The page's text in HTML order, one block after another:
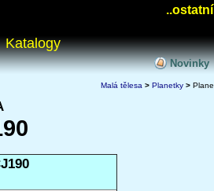
..ostatní
Katalogy
Novinky
Malá tělesa > Planetky >